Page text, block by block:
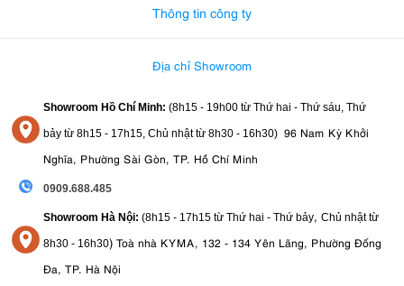
Thông tin công ty
Địa chỉ Showroom
Showroom Hồ Chí Minh: (8h15 - 19h00 từ Thứ hai - Thứ sáu, Thứ
bảy từ 8h15 - 17h15, Chủ nhật từ 8h30 - 16h30) 96 Nam Kỳ Khởi
Nghĩa, Phường Sài Gòn, TP. Hồ Chí Minh
0909.688.485
Showroom Hà Nội: (8h15 - 17h15 từ Thứ hai - Thứ bảy, Chủ nhật từ
8h30 - 16h30) Toà nhà KYMA, 132 - 134 Yên Lãng, Phường Đống
Đa, TP. Hà Nội